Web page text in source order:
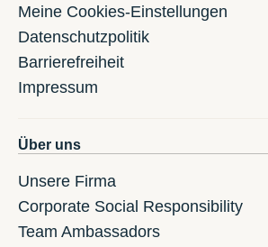
Meine Cookies-Einstellungen
Datenschutzpolitik
Barrierefreiheit
Impressum
Über uns
Unsere Firma
Corporate Social Responsibility
Team Ambassadors